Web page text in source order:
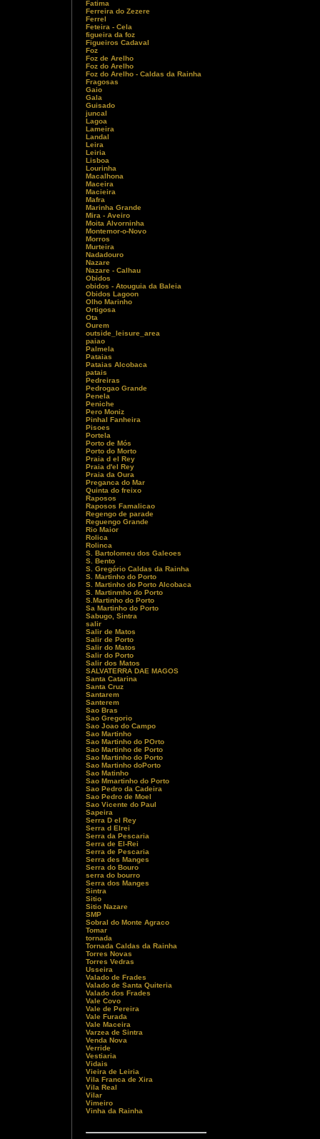
Fatima
Ferreira do Zezere
Ferrel
Feteira - Cela
figueira da foz
Figueiros Cadaval
Foz
Foz de Arelho
Foz do Arelho
Foz do Arelho - Caldas da Rainha
Fragosas
Gaio
Gala
Guisado
juncal
Lagoa
Lameira
Landal
Leira
Leiria
Lisboa
Lourinha
Macalhona
Maceira
Macieira
Mafra
Marinha Grande
Mira - Aveiro
Moita Alvorninha
Montemor-o-Novo
Morros
Murteira
Nadadouro
Nazare
Nazare - Calhau
Obidos
obidos - Atouguia da Baleia
Obidos Lagoon
Olho Marinho
Ortigosa
Ota
Ourem
outside_leisure_area
paiao
Palmela
Pataias
Pataias Alcobaca
patais
Pedreiras
Pedrogao Grande
Penela
Peniche
Pero Moniz
Pinhal Fanheira
Pisoes
Portela
Porto de Mós
Porto do Morto
Praia d el Rey
Praia d'el Rey
Praia da Oura
Preganca do Mar
Quinta do freixo
Raposos
Raposos Famalicao
Regengo de parade
Reguengo Grande
Rio Maior
Rolica
Rolinca
S. Bartolomeu dos Galeoes
S. Bento
S. Gregório Caldas da Rainha
S. Martinho do Porto
S. Martinho do Porto Alcobaca
S. Martinmho do Porto
S.Martinho do Porto
Sa Martinho do Porto
Sabugo, Sintra
salir
Salir de Matos
Salir de Porto
Salir do Matos
Salir do Porto
Salir dos Matos
SALVATERRA DAE MAGOS
Santa Catarina
Santa Cruz
Santarem
Santerem
Sao Bras
Sao Gregorio
Sao Joao do Campo
Sao Martinho
Sao Martinho do POrto
Sao Martinho de Porto
Sao Martinho do Porto
Sao Martinho doPorto
Sao Matinho
Sao Mmartinho do Porto
Sao Pedro da Cadeira
Sao Pedro de Moel
Sao Vicente do Paul
Sapeira
Serra D el Rey
Serra d Elrei
Serra da Pescaria
Serra de El-Rei
Serra de Pescaria
Serra des Manges
Serra do Bouro
serra do bourro
Serra dos Manges
Sintra
Sitio
Sitio Nazare
SMP
Sobral do Monte Agraco
Tomar
tornada
Tornada Caldas da Rainha
Torres Novas
Torres Vedras
Usseira
Valado de Frades
Valado de Santa Quiteria
Valado dos Frades
Vale Covo
Vale de Pereira
Vale Furada
Vale Maceira
Varzea de Sintra
Venda Nova
Verride
Vestiaria
Vidais
Vieira de Leiria
Vila Franca de Xira
Vila Real
Vilar
Vimeiro
Vinha da Rainha